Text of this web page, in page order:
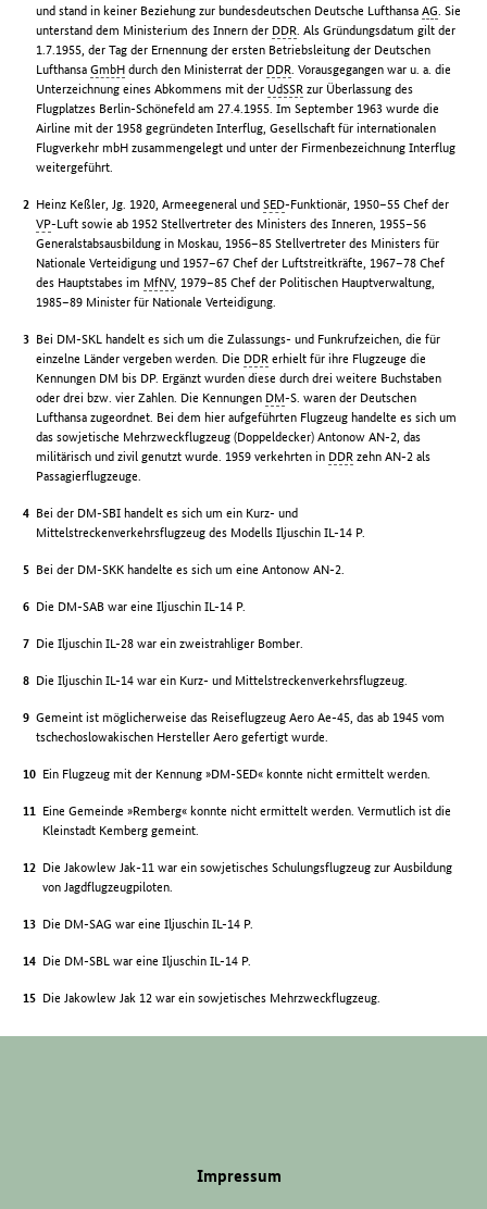
und stand in keiner Beziehung zur bundesdeutschen Deutsche LufthansaAG . Sie
unterstand dem Ministerium des Innern der DDR . Als Gründungsdatum gilt der
1.7.1955, der Tag der Ernennung der ersten Betriebsleitung der Deutschen
LufthansaGmbH durch den Ministerrat der DDR . Vorausgegangen war u. a. die
Unterzeichnung eines Abkommens mit der UdSSR zur Überlassung des
Flugplatzes Berlin-Schönefeld am 27.4.1955. Im September 1963 wurde die
Airline mit der 1958 gegründeten Interflug, Gesellschaft für internationalen
Flugverkehr mbH zusammengelegt und unter der Firmenbezeichnung Interflug
weitergeführt.
Heinz Keßler, Jg. 1920, Armeegeneral undSED-Funktionär, 1950–55 Chef der
VP-Luft sowie ab 1952 Stellvertreter des Ministers des Inneren, 1955–56
Generalstabsausbildung in Moskau, 1956–85 Stellvertreter des Ministers für
Nationale Verteidigung und 1957–67 Chef der Luftstreitkräfte, 1967–78 Chef
des Hauptstabes im MfNV, 1979–85 Chef der Politischen Hauptverwaltung,
1985–89 Minister für Nationale Verteidigung.
Bei DM-SKL handelt es sich um die Zulassungs- und Funkrufzeichen, die für
einzelne Länder vergeben werden. Die DDR erhielt für ihre Flugzeuge die
Kennungen DM bis DP. Ergänzt wurden diese durch drei weitere Buchstaben
oder drei bzw. vier Zahlen. Die Kennungen DM-S. waren der Deutschen
Lufthansa zugeordnet. Bei dem hier aufgeführten Flugzeug handelte es sich um
das sowjetische Mehrzweckflugzeug (Doppeldecker) Antonow AN-2, das
militärisch und zivil genutzt wurde. 1959 verkehrten in DDR zehn AN-2 als
Passagierflugzeuge.
Bei der DM-SBI handelt es sich um ein Kurz- und
Mittelstreckenverkehrsflugzeug des Modells Iljuschin IL-14 P.
Bei der DM-SKK handelte es sich um eine Antonow AN-2.
Die DM-SAB war eine Iljuschin IL-14 P.
Die Iljuschin IL-28 war ein zweistrahliger Bomber.
Die Iljuschin IL-14 war ein Kurz- und Mittelstreckenverkehrsflugzeug.
Gemeint ist möglicherweise das Reiseflugzeug Aero Ae-45, das ab 1945 vom
tschechoslowakischen Hersteller Aero gefertigt wurde.
Ein Flugzeug mit der Kennung »DM-SED« konnte nicht ermittelt werden.
Eine Gemeinde »Remberg« konnte nicht ermittelt werden. Vermutlich ist die
Kleinstadt Kemberg gemeint.
Die Jakowlew Jak-11 war ein sowjetisches Schulungsflugzeug zur Ausbildung
von Jagdflugzeugpiloten.
Die DM-SAG war eine Iljuschin IL-14 P.
Die DM-SBL war eine Iljuschin IL-14 P.
Die Jakowlew Jak 12 war ein sowjetisches Mehrzweckflugzeug.
Impressum